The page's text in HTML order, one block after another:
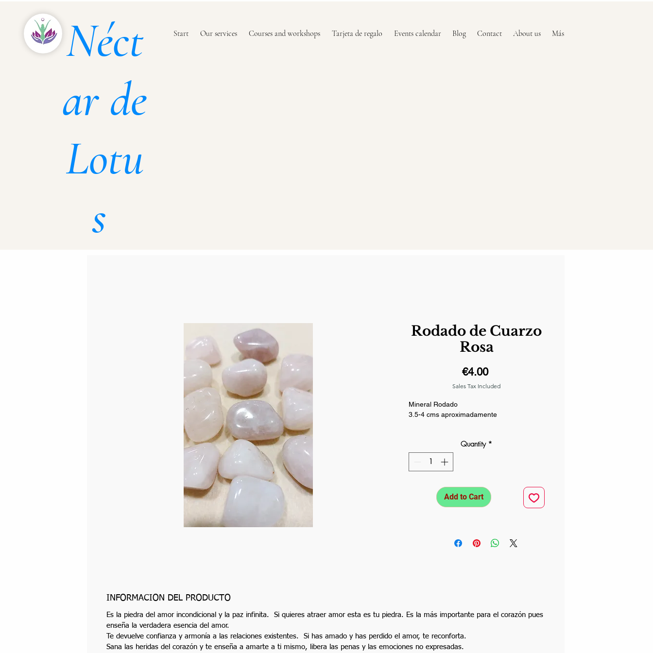
Néct
ar de
Lotu
s
Start Our services Courses and workshops Tarjeta de regalo Events calendar Blog Contact About us Más
Rodado de Cuarzo
Rosa
€4.00Price
Sales Tax Included
Mineral Rodado
3.5-4 cms aproximadamente
Quantity *
Add to Cart
INFORMACIÓN DEL PRODUCTO
Es la piedra del amor incondicional y la paz infinita. Si quieres atraer amor esta es tu piedra. Es la más importante para el corazón pues
enseña la verdadera esencia del amor.
Te devuelve confianza y armonía a las relaciones existentes. Si has amado y has perdido el amor, te reconforta.
Sana las heridas del corazón y te enseña a amarte a ti mismo, libera las penas y las emociones no expresadas.